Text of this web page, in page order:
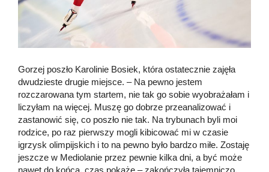
Gorzej poszło Karolinie Bosiek, która ostatecznie zajęła
dwudzieste drugie miejsce. – Na pewno jestem
rozczarowana tym startem, nie tak go sobie wyobrażałam i
liczyłam na więcej. Muszę go dobrze przeanalizować i
zastanowić się, co poszło nie tak. Na trybunach byli moi
rodzice, po raz pierwszy mogli kibicować mi w czasie
igrzysk olimpijskich i to na pewno było bardzo miłe. Zostaję
jeszcze w Mediolanie przez pewnie kilka dni, a być może